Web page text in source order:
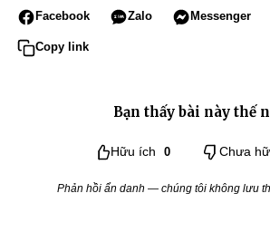
Facebook Zalo Messenger
Copy link
Bạn thấy bài này thế
Hữu ích 0 Chưa
Phản hồi ẩn danh — chúng tôi không lưu